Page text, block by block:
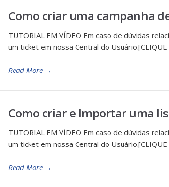
Como criar uma campanha
TUTORIAL EM VÍDEO Em caso de dúvidas
um ticket em nossa Central do Usuário.[CLIQUE
Read More →
Como criar e Importar uma
TUTORIAL EM VÍDEO Em caso de dúvidas
um ticket em nossa Central do Usuário.[CLIQUE
Read More →